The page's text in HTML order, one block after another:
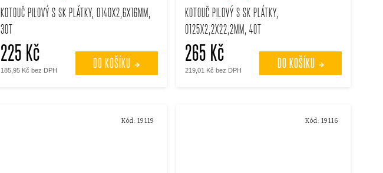
KOTOUČ PILOVÝ S SK PLÁTKY, O140X2,6X16MM,
30T
185,95 Kč bez DPH
225 Kč DO KOŠÍKU
KOTOUČ PILOVÝ S SK PLÁTKY,
O125X2,2X22,2MM, 40T
219,01 Kč bez DPH
265 Kč DO KOŠÍKU
Kód: 19119 Kód: 19116